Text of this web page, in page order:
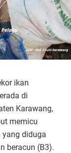
ikan
di
Karawang,
memicu
diduga
beracun (B3).